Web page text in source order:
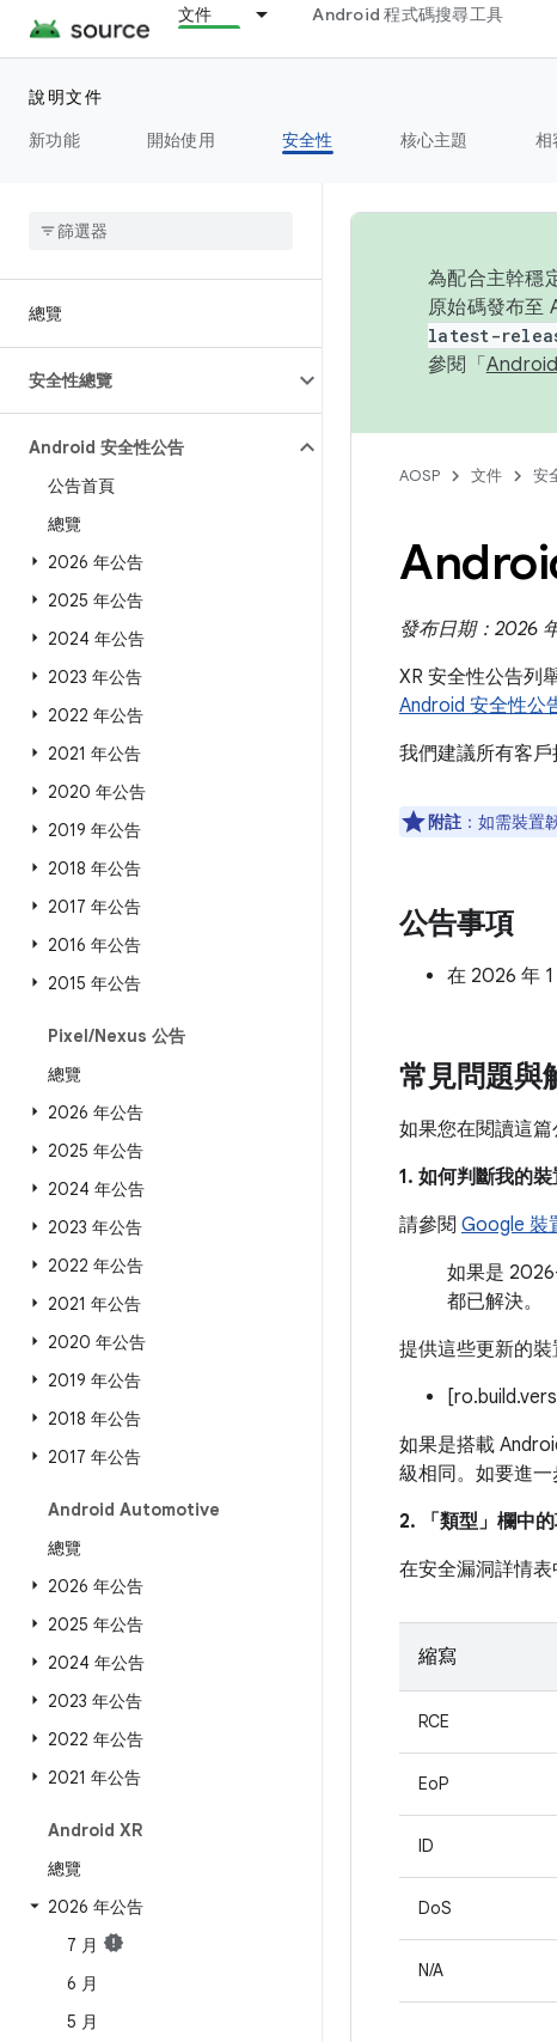
文件 Android 程式碼搜尋工具
說明文件
新功能
開始使用 安全性 核心主題 相
總覽
安全性總覽
Android 安全性公告
公告首頁
總覽
2026 年公告
2025 年公告
2024 年公告
2023 年公告
2022 年公告
2021 年公告
2020 年公告
2019 年公告
2018 年公告
2017 年公告
2016 年公告
2015 年公告
Pixel/Nexus 公告
總覽
2026 年公告
2025 年公告
2024 年公告
2023 年公告
2022 年公告
2021 年公告
2020 年公告
2019 年公告
2018 年公告
2017 年公告
Android Automotive
總覽
2026 年公告
2025 年公告
2024 年公告
2023 年公告
2022 年公告
2021 年公告
Android XR
總覽
2026 年公告
7 月
6 月
5 月
為配合主幹穩
原始碼發布至
latest-
參閱「
AOSP 文件 安
發布日期：2026
XR 安全性公告列
Android 安全性公
我們建議所有客戶
附註 ：如需裝置
公告事項
在 2026 年
常見問題與
如果您在閱讀這篇
1. 如何判斷我的
請參閱 Google 裝
如果是
都已解決。
提供這些更新的裝
如果是搭載
級相同。如要進
2. 「類型」 欄中
在安全漏洞詳情表
縮寫
RCE
EoP
ID
DoS
N/A